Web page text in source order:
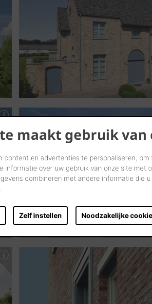
maakt gebruik van
content en advertenties te personaliseren,
informatie over uw gebruik van onze site
combineren met andere informatie die
Zelf instellen Noodzakelijke